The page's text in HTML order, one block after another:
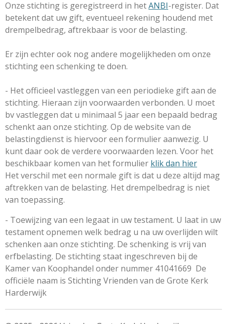
Onze stichting is geregistreerd in hetANBI-register. Dat
betekent dat uw gift, eventueel rekening houdend met
drempelbedrag, aftrekbaar is voor de belasting.
Er zijn echter ook nog andere mogelijkheden om onze
stichting een schenking te doen.
- Het officieel vastleggen van een periodieke gift aan de
stichting. Hieraan zijn voorwaarden verbonden. U moet
bv vastleggen dat u minimaal 5 jaar een bepaald bedrag
schenkt aan onze stichting. Op de website van de
belastingdienst is hiervoor een formulier aanwezig. U
kunt daar ook de verdere voorwaarden lezen. Voor het
beschikbaar komen van het formulier klik dan hier
Het verschil met een normale gift is dat u deze altijd mag
aftrekken van de belasting. Het drempelbedrag is niet
van toepassing.
- Toewijzing van een legaat in uw testament. U laat in uw
testament opnemen welk bedrag u na uw overlijden wilt
schenken aan onze stichting. De schenking is vrij van
erfbelasting. De stichting staat ingeschreven bij de
Kamer van Koophandel onder nummer 41041669 De
officiële naam is Stichting Vrienden van de Grote Kerk
Harderwijk